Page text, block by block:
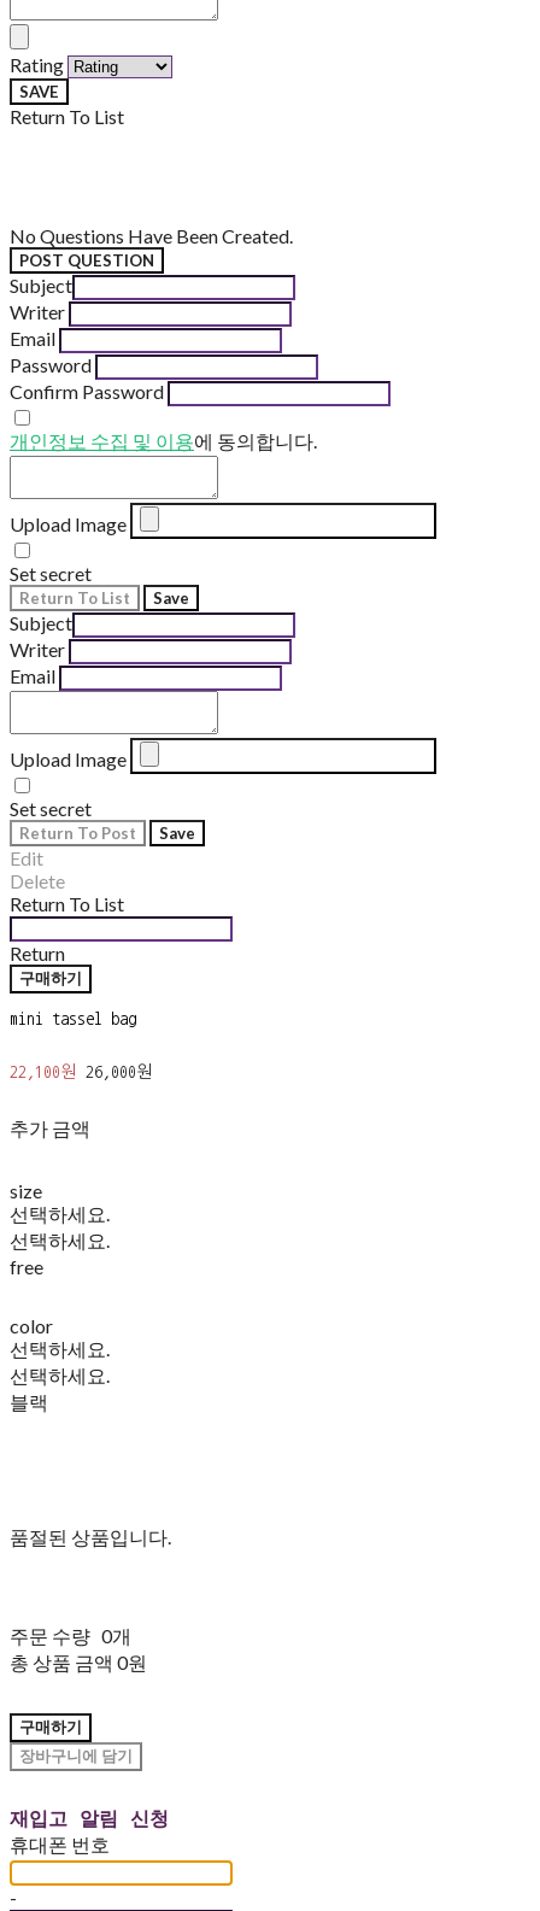
Rating
SAVE
Return To List
No Questions Have Been Created.
POST QUESTION
Subject
Writer
Email
Password
Confirm Password
개인정보 수집 및 이용에 동의합니다.
Upload Image
Set secret
Return To List Save
Subject
Writer
Email
Upload Image
Set secret
Return To Post Save
Edit
Delete
Return To List
Return
구매하기
mini tassel bag
22,100원 26,000원
추가 금액
size
선택하세요.
선택하세요.
free
color
선택하세요.
선택하세요.
블랙
품절된 상품입니다.
주문 수량 0개
총 상품 금액 0원
구매하기
장바구니에 담기
재입고 알림 신청
휴대폰 번호
-